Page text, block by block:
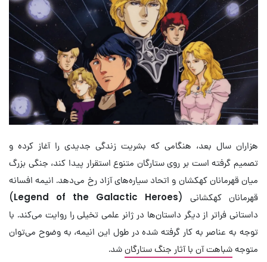
هزاران سال بعد، هنگامی که بشریت زندگی جدیدی را آغاز کرده و
تصمیم گرفته است بر روی ستارگان متنوع استقرار پیدا کند، جنگی بزرگ
میان قهرمانان کهکشان و اتحاد سیاره‌های آزاد رخ می‌دهد. انیمه افسانه
قهرمانان کهکشانی (Legend of the Galactic Heroes
)
داستانی فراتر از دیگر داستان‌ها در ژانر علمی تخیلی را روایت می‌کند. با
توجه به عناصر به کار گرفته شده در طول این انیمه، به وضوح می‌توان
متوجهشباهت آن با آثار جنگ ستارگانشد.